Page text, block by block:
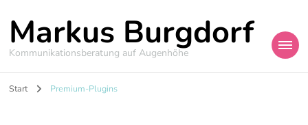
Markus Burgdorf
Kommunikationsberatung auf Augenhöhe
Start Premium-Plugins